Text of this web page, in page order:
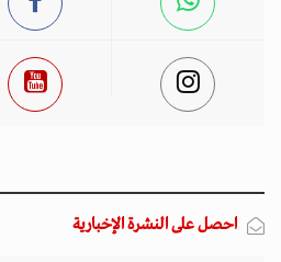
احصل على النشرة الإخبارية